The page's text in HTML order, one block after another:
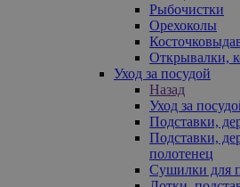
Рыбочистки
Орехоколы
Открывалки,
Уход за посудой
Назад
Уход за
Подставки,
Подставки,
полотенец
Сушилки для